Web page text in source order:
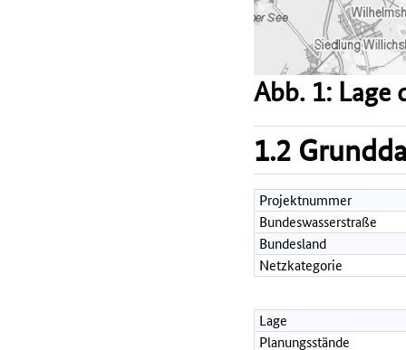
Abb. 1: Lage
1.2
Projektnummer
Bundeswasserstraße
Bundesland
Netzkategorie
Lage
Planungsstände